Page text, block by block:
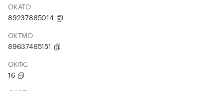
ОКАТО
89237865014
ОКТМО
89637465151
ОКФС
16